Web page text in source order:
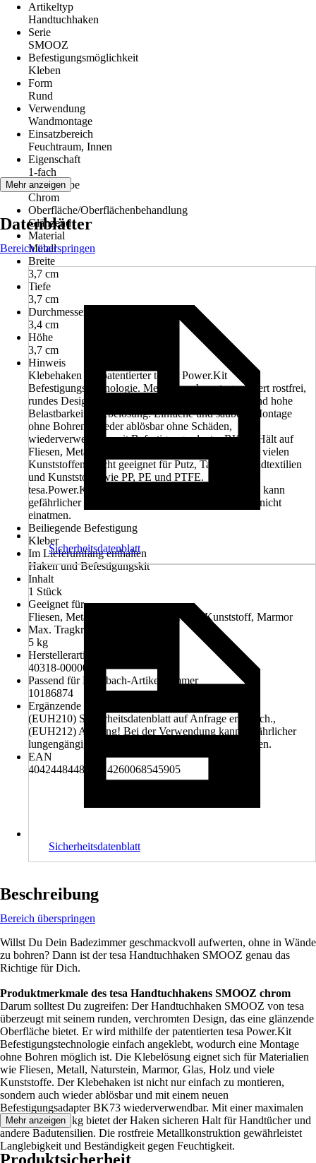
Artikeltyp
Handtuchhaken
Serie
SMOOZ
Befestigungsmöglichkeit
Kleben
Form
Rund
Verwendung
Wandmontage
Einsatzbereich
Feuchtraum, Innen
Eigenschaft
1-fach
Grundfarbe
Chrom
Oberfläche/Oberflächenbehandlung
Glänzend
Material
Metall
Breite
3,7 cm
Tiefe
3,7 cm
Durchmesser
3,4 cm
Höhe
3,7 cm
Hinweis
Klebehaken mit patentierter tesa® Power.Kit
Befestigungstechnologie. Metall, verchromt, garantiert rostfrei,
rundes Design, vielseitig einsetzbar. Sicherer Halt und hohe
Belastbarkeit. Klebelösung: Einfache und saubere Montage
ohne Bohren. Wieder ablösbar ohne Schäden,
wiederverwendbar mit Befestigungsadapter BK73. Hält auf
Fliesen, Metall, Naturstein, Marmor, Glas, Holz und vielen
Kunststoffen. Nicht geeignet für Putz, Tapeten, Wandtextilien
und Kunststoffe wie PP, PE und PTFE.
tesa.Power.Kit Glue: Achtung! Bei der Verwendung kann
gefährlicher lungengängiger Staub entstehen. Staub nicht
einatmen.
Beiliegende Befestigung
Kleber
Im Lieferumfang enthalten
Haken und Befestigungskit
Inhalt
1 Stück
Geeignet für
Fliesen, Metall, Naturstein, Glas, Holz, Kunststoff, Marmor
Max. Tragkraft
5 kg
Herstellerartikelnummer
40318-00000-00
Passend für Hornbach-Artikelnummer
10186874
Ergänzende Gefahrenmerkmale (EUH-Sätze)
(EUH210) Sicherheitsdatenblatt auf Anfrage erhältlich.,
(EUH212) Achtung! Bei der Verwendung kann gefährlicher
lungengängiger Staub entstehen. Staub nicht einatmen.
EAN
4042448448347, 4260068545905
Mehr anzeigen
Datenblätter
Bereich überspringen
Sicherheitsdatenblatt
Sicherheitsdatenblatt
Beschreibung
Bereich überspringen
Willst Du Dein Badezimmer geschmackvoll aufwerten, ohne in Wände
zu bohren? Dann ist der tesa Handtuchhaken SMOOZ genau das
Richtige für Dich.
Produktmerkmale des tesa Handtuchhakens SMOOZ chrom
Darum solltest Du zugreifen: Der Handtuchhaken SMOOZ von tesa
überzeugt mit seinem runden, verchromten Design, das eine glänzende
Oberfläche bietet. Er wird mithilfe der patentierten tesa Power.Kit
Befestigungstechnologie einfach angeklebt, wodurch eine Montage
ohne Bohren möglich ist. Die Klebelösung eignet sich für Materialien
wie Fliesen, Metall, Naturstein, Marmor, Glas, Holz und viele
Kunststoffe. Der Klebehaken ist nicht nur einfach zu montieren,
sondern auch wieder ablösbar und mit einem neuen
Befestigungsadapter BK73 wiederverwendbar. Mit einer maximalen
Tragkraft von 5 kg bietet der Haken sicheren Halt für Handtücher und
andere Badutensilien. Die rostfreie Metallkonstruktion gewährleistet
Langlebigkeit und Beständigkeit gegen Feuchtigkeit.
Mehr anzeigen